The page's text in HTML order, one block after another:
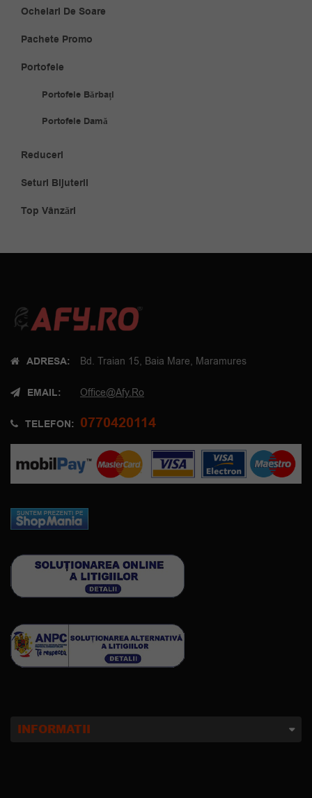
Ochelari De Soare
Pachete Promo
Portofele
Portofele Bărbați
Portofele Damă
Reduceri
Seturi Bijuterii
Top Vânzări
ADRESA: Bd. Traian 15, Baia Mare, Maramures
EMAIL: Office@afy.ro
TELEFON: 0770420114
INFORMATII